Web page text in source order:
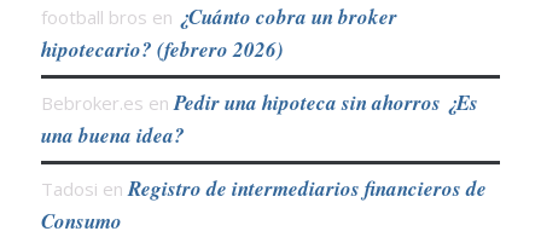
football bros en ¿Cuánto cobra un broker
hipotecario? (febrero 2026)
Bebroker.es en Pedir una hipoteca sin ahorros ¿Es
una buena idea?
Tadosi en Registro de intermediarios financieros de
Consumo